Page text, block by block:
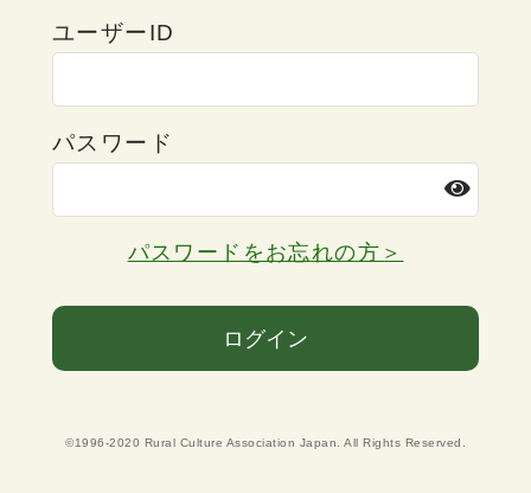
ユーザーID
パスワード
パスワードをお忘れの方＞
ログイン
©1996-2020 Rural Culture Association Japan. All Rights Reserved.